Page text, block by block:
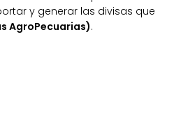
y generar las divisas que
AgroPecuarias).